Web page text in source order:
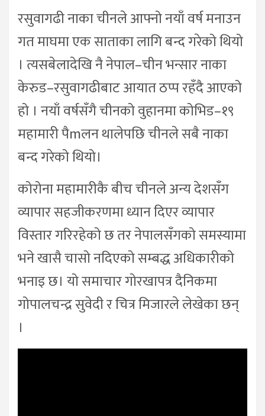
रसुवागढी नाका चीनले आफ्नो नयाँ वर्ष मनाउन
गत माघमा एक साताका लागि बन्द गरेको थियो
। त्यसबेलादेखि नै नेपाल–चीन भन्सार नाका
केरुड–रसुवागढीबाट आयात ठप्प रहँदै आएको
हो । नयाँ वर्षसँगै चीनको वुहानमा कोभिड–१९
महामारी पैmलन थालेपछि चीनले सबै नाका
बन्द गरेको थियो।
कोरोना महामारीकै बीच चीनले अन्य देशसँग
व्यापार सहजीकरणमा ध्यान दिएर व्यापार
विस्तार गरिरहेको छ तर नेपालसँगको समस्यामा
भने खासै चासो नदिएको सम्बद्ध अधिकारीको
भनाइ छ। यो समाचार गोरखापत्र दैनिकमा
गोपालचन्द्र सुवेदी र चित्र मिजारले लेखेका छन्
।